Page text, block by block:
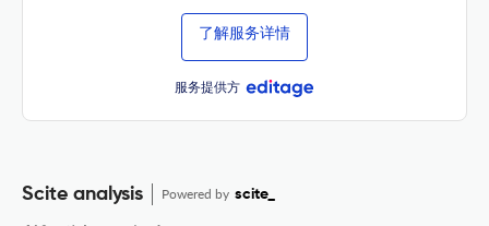
了解服务详情
服务提供方
Scite analysis Powered by scite_